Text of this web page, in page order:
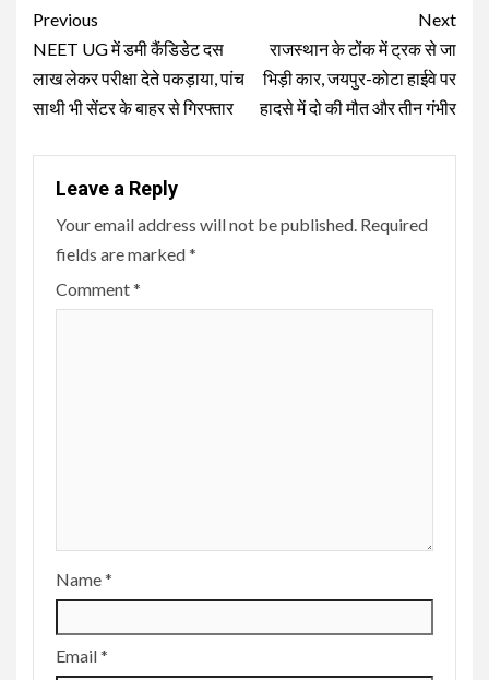
Continue
Reading
Previous
NEET UG में डमी कैंडिडेट दस
लाख लेकर परीक्षा देते पकड़ाया, पांच
साथी भी सेंटर के बाहर से गिरफ्तार
Next
राजस्थान के टोंक में ट्रक से जा
भिड़ी कार, जयपुर-कोटा हाईवे पर
हादसे में दो की मौत और तीन गंभीर
Leave a Reply
Your email address will not be published. Required
fields are marked*
Comment*
Name*
Email*